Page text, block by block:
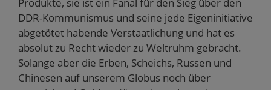
DDR-Kommunismus und seine jede Eigeninitiative
abgetötet habende Verstaatlichung und hat es
absolut zu Recht wieder zu Weltruhm gebracht.
Solange aber die Erben, Scheichs, Russen und
Chinesen auf unserem Globus noch über